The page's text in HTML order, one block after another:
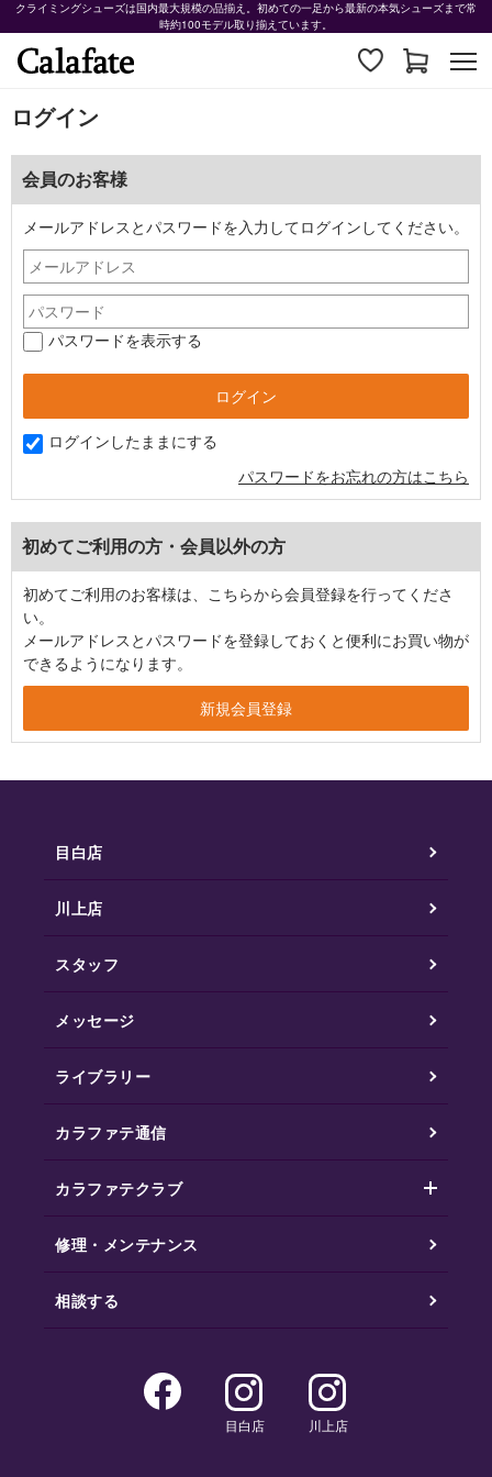
クライミングシューズは国内最大規模の品揃え。初めての一足から最新の本気シューズまで常
時約100モデル取り揃えています。
ログイン
会員のお客様
メールアドレスとパスワードを入力してログインしてください。
パスワードを表示する
ログインしたままにする
パスワードをお忘れの方はこちら
初めてご利用の方・会員以外の方
初めてご利用のお客様は、こちらから会員登録を行ってくださ
い。
メールアドレスとパスワードを登録しておくと便利にお買い物が
できるようになります。
目白店
川上店
スタッフ
メッセージ
ライブラリー
カラファテ通信
カラファテクラブ
修理・メンテナンス
相談する
目白店 川上店